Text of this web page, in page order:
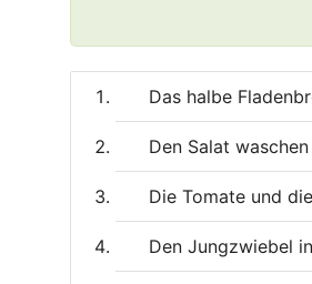
Das halbe
Den Salat
Die Tomate und
Den Jungzwiebel